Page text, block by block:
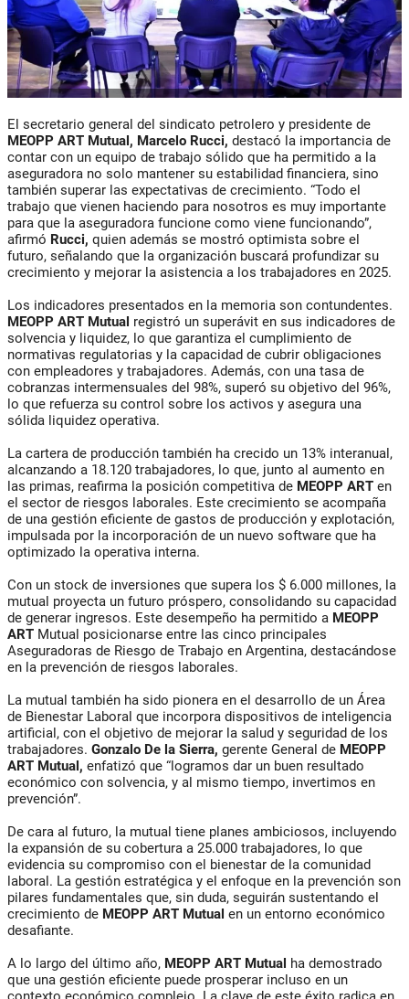
El secretario general del sindicato petrolero y presidente de
MEOPP ART Mutual, Marcelo Rucci, destacó la importancia de
contar con un equipo de trabajo sólido que ha permitido a la
aseguradora no solo mantener su estabilidad financiera, sino
también superar las expectativas de crecimiento. “Todo el
trabajo que vienen haciendo para nosotros es muy importante
para que la aseguradora funcione como viene funcionando”,
afirmó Rucci, quien además se mostró optimista sobre el
futuro, señalando que la organización buscará profundizar su
crecimiento y mejorar la asistencia a los trabajadores en 2025.
Los indicadores presentados en la memoria son contundentes.
MEOPP ART Mutual registró un superávit en sus indicadores de
solvencia y liquidez, lo que garantiza el cumplimiento de
normativas regulatorias y la capacidad de cubrir obligaciones
con empleadores y trabajadores. Además, con una tasa de
cobranzas intermensuales del 98%, superó su objetivo del 96%,
lo que refuerza su control sobre los activos y asegura una
sólida liquidez operativa.
La cartera de producción también ha crecido un 13% interanual,
alcanzando a 18.120 trabajadores, lo que, junto al aumento en
las primas, reafirma la posición competitiva de MEOPP ART en
el sector de riesgos laborales. Este crecimiento se acompaña
de una gestión eficiente de gastos de producción y explotación,
impulsada por la incorporación de un nuevo software que ha
optimizado la operativa interna.
Con un stock de inversiones que supera los $ 6.000 millones, la
mutual proyecta un futuro próspero, consolidando su capacidad
de generar ingresos. Este desempeño ha permitido a MEOPP
ART Mutual posicionarse entre las cinco principales
Aseguradoras de Riesgo de Trabajo en Argentina, destacándose
en la prevención de riesgos laborales.
La mutual también ha sido pionera en el desarrollo de un Área
de Bienestar Laboral que incorpora dispositivos de inteligencia
artificial, con el objetivo de mejorar la salud y seguridad de los
trabajadores. Gonzalo De la Sierra, gerente General de MEOPP
ART Mutual, enfatizó que “logramos dar un buen resultado
económico con solvencia, y al mismo tiempo, invertimos en
prevención”.
De cara al futuro, la mutual tiene planes ambiciosos, incluyendo
la expansión de su cobertura a 25.000 trabajadores, lo que
evidencia su compromiso con el bienestar de la comunidad
laboral. La gestión estratégica y el enfoque en la prevención son
pilares fundamentales que, sin duda, seguirán sustentando el
crecimiento de MEOPP ART Mutual en un entorno económico
desafiante.
A lo largo del último año, MEOPP ART Mutual ha demostrado
que una gestión eficiente puede prosperar incluso en un